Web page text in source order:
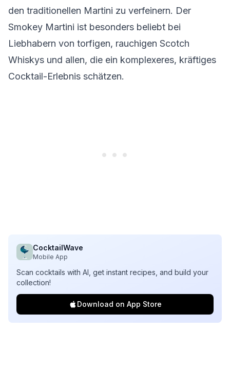
den traditionellen Martini zu verfeinern. Der
Smokey Martini ist besonders beliebt bei
Liebhabern von torfigen, rauchigen Scotch
Whiskys und allen, die ein komplexeres, kräftiges
Cocktail-Erlebnis schätzen.
CocktailWave
Mobile App
Scan cocktails with AI, get instant recipes, and build your
collection!
Download on App Store